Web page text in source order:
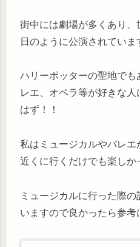
街中には劇場が多くあり
日のように公演されていま
ハリーポッターの聖地で
レエ、オペラ等が好きな
はず！！
私はミュージカルやバレ
近くに行くだけでも楽しか
ミュージカルに行った際
いますので良かったら参考